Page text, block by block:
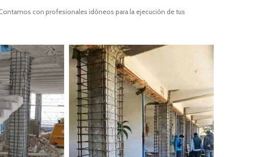
con profesionales idóneos para la ejecución de tus